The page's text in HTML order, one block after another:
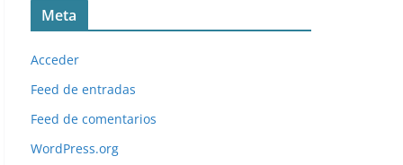
Meta
Acceder
Feed de entradas
Feed de comentarios
WordPress.org